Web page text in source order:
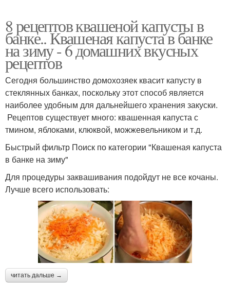
8 рецептов квашеной капусты в
банке.. Квашеная капуста в банке
на зиму - 6 домашних вкусных
рецептов
Сегодня большинство домохозяек квасит капусту в
стеклянных банках, поскольку этот способ является
наиболее удобным для дальнейшего хранения закуски.
Рецептов существует много: квашенная капуста с
тмином, яблоками, клюквой, можжевельником и т.д.
Быстрый фильтр Поиск по категории "Квашеная капуста
в банке на зиму"
Для процедуры заквашивания подойдут не все кочаны.
Лучше всего использовать:
читать дальше →